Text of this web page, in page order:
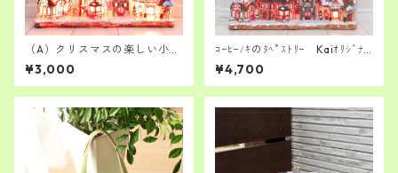
（A）クリスマスの楽しい小物
たち ツリーgreen スノー
マン ベル 作り方説明書+型
紙付き
¥3,000
ｺｰﾋｰﾉｷのﾀﾍﾟｽﾄﾘｰ Kaiｵﾘｼﾞﾅ
ﾙ ﾊﾜｲｱﾝｷﾙﾄｷｯﾄ シンプルに飾
りたい ハワイアンキルト経
験者さんへ
¥4,700